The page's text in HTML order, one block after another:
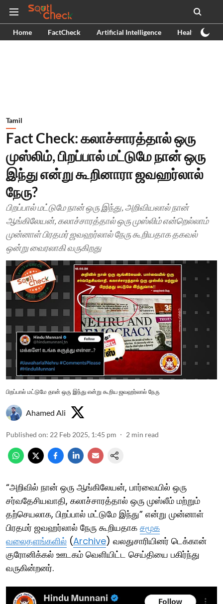
Home FactCheck Artificial Intelligence Health
Tamil
Fact Check: கலாச்சாரத்தால் ஒரு
முஸ்லிம், பிறப்பால் மட்டுமே நான் ஒரு
இந்து என்று கூறினாரா ஜவஹர்லால்
நேரு?
பிறப்பால் மட்டுமே நான் ஒரு இந்து, அறிவியலால் நான்
ஆங்கிலேயன், கலாச்சாரத்தால் ஒரு முஸ்லிம் என்றெல்லாம்
முன்னாள் பிரதமர் ஜவஹர்லால் நேரு கூறியதாக தகவல்
ஒன்று வைரலாகி வருகிறது
பிறப்பால் மட்டுமே தான் ஒரு இந்து என்று கூறிய ஜவஹர்லால் நேரு
Ahamed Ali
Published on: 22 Feb 2025, 1:45 pm 2 min read
“அறிவில் நான் ஒரு ஆங்கிலேயன், பார்வையில் ஒரு
சர்வதேசியவாதி, கலாச்சாரத்தால் ஒரு முஸ்லீம் மற்றும்
தற்செயலாக, பிறப்பால் மட்டுமே இந்து” என்று முன்னாள்
பிரதமர் ஜவஹர்லால் நேரு கூறியதாக சமூக
வலைதளங்களில் (Archive) வலதுசாரியினர் டெக்கான்
குரோனிக்கல் ஊடகம் வெளியிட்ட செய்தியை பகிர்ந்து
வருகின்றனர்.